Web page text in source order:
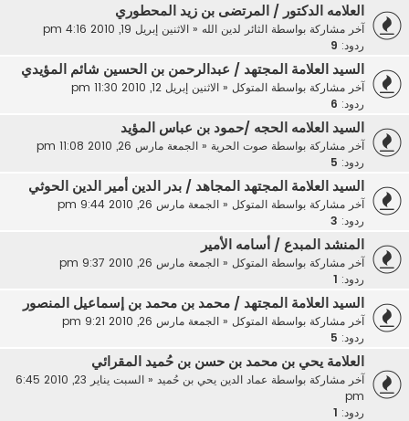
العلامه الدكتور / المرتضى بن زيد المحطوري
آخر مشاركة بواسطة الثائر لدين الله « الاثنين إبريل 19, 2010 4:16 pm
ردود: 9
السيد العلامة المجتهد / عبدالرحمن بن الحسين شائم المؤيدي
آخر مشاركة بواسطة المتوكل « الاثنين إبريل 12, 2010 11:30 pm
ردود: 6
السيد العلامه الحجه /حمود بن عباس المؤيد
آخر مشاركة بواسطة صوت الحرية « الجمعة مارس 26, 2010 11:08 pm
ردود: 5
السيد العلامة المجتهد المجاهد / بدر الدين أمير الدين الحوثي
آخر مشاركة بواسطة المتوكل « الجمعة مارس 26, 2010 9:44 pm
ردود: 3
المنشد المبدع / أسامه الأمير
آخر مشاركة بواسطة المتوكل « الجمعة مارس 26, 2010 9:37 pm
ردود: 1
السيد العلامة المجتهد / محمد بن محمد بن إسماعيل المنصور
آخر مشاركة بواسطة المتوكل « الجمعة مارس 26, 2010 9:21 pm
ردود: 5
العلامة يحي بن محمد بن حسن بن حُميد المقرائي
آخر مشاركة بواسطة عماد الدين يحي بن حُميد «
السبت يناير 23, 2010 6:45
pm
ردود: 1